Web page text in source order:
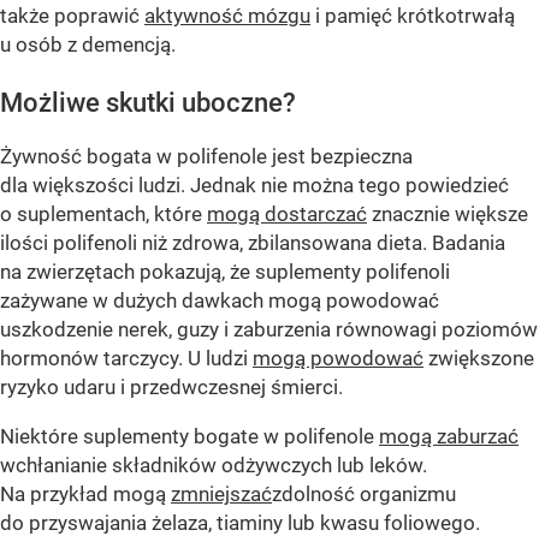
także poprawić aktywność mózgu i pamięć krótkotrwałą
u osób z demencją.
Możliwe skutki uboczne?
Żywność bogata w polifenole jest bezpieczna
dla większości ludzi. Jednak nie można tego powiedzieć
o suplementach, które mogą dostarczać znacznie większe
ilości polifenoli niż zdrowa, zbilansowana dieta. Badania
na zwierzętach pokazują, że suplementy polifenoli
zażywane w dużych dawkach mogą powodować
uszkodzenie nerek, guzy i zaburzenia równowagi poziomów
hormonów tarczycy. U ludzi mogą powodować zwiększone
ryzyko udaru i przedwczesnej śmierci.
Niektóre suplementy bogate w polifenole mogą zaburzać
wchłanianie składników odżywczych lub leków.
Na przykład mogą zmniejszaćzdolność organizmu
do przyswajania żelaza, tiaminy lub kwasu foliowego.